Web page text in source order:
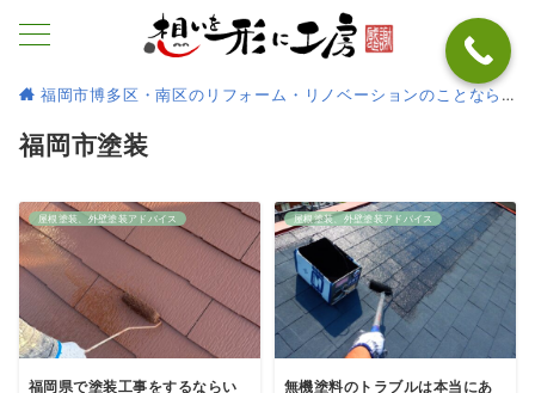
福岡市博多区・南区のリフォーム・リノベーションのことなら
福岡市塗装
屋根塗装、外壁塗装アドバイス
福岡県で塗装工事をするならい
屋根塗装、外壁塗装アドバイス
無機塗料のトラブルは本当にあ